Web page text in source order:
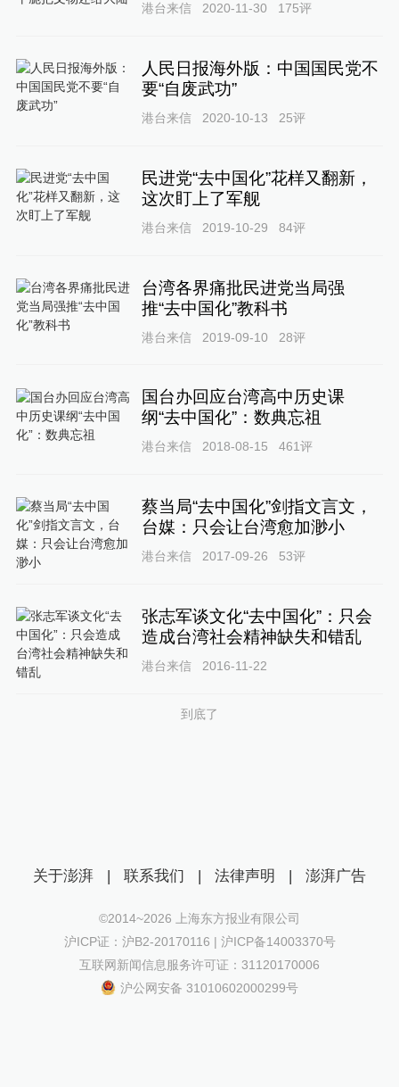
港台来信 2020-11-30 175评
人民日报海外版：中国国民党不
要“自废武功”
港台来信 2020-10-13 25评
民进党“去中国化”花样又翻新，
这次盯上了军舰
港台来信 2019-10-29 84评
台湾各界痛批民进党当局强
推“去中国化”教科书
港台来信 2019-09-10 28评
国台办回应台湾高中历史课
纲“去中国化”：数典忘祖
港台来信 2018-08-15 461评
蔡当局“去中国化”剑指文言文，
台媒：只会让台湾愈加渺小
港台来信 2017-09-26 53评
张志军谈文化“去中国化”：只会
造成台湾社会精神缺失和错乱
港台来信 2016-11-22
到底了
关于澎湃 | 联系我们 | 法律声明 | 澎湃广告
©2014~2026 上海东方报业有限公司
沪ICP证：沪B2-20170116 | 沪ICP备14003370号
互联网新闻信息服务许可证：31120170006
沪公网安备 31010602000299号